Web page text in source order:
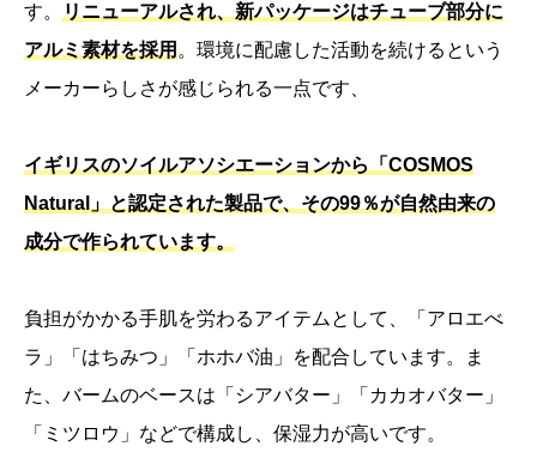
す。 リニューアルされ、新パッケージはチューブ部分に
アルミ素材を採用。環境に配慮した活動を続けるという
メーカーらしさが感じられる一点です、
イギリスのソイルアソシエーションから「COSMOS
Natural」と認定された製品で、その99％が自然由来の
成分で作られています。
負担がかかる手肌を労わるアイテムとして、「アロエべ
ラ」「はちみつ」「ホホバ油」を配合しています。ま
た、バームのベースは「シアバター」「カカオバター」
「ミツロウ」などで構成し、保湿力が高いです。